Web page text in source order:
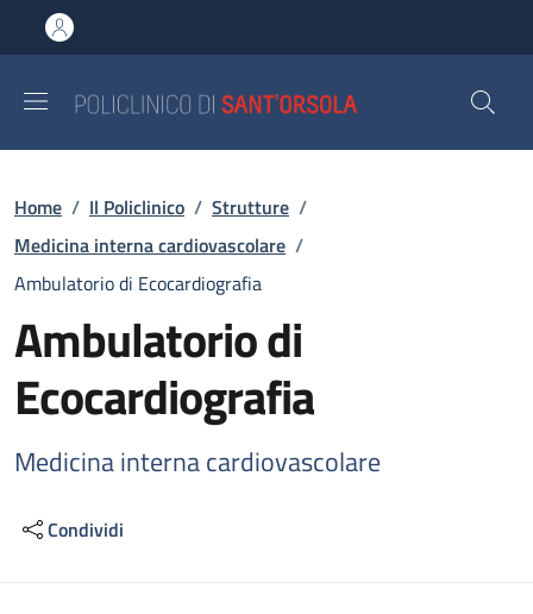
al contenuto principale
to footer content
Briciole di pane
Home / Il Policlinico / Strutture /
Medicina interna cardiovascolare /
Ambulatorio di Ecocardiografia
Ambulatorio di
Ecocardiografia
Medicina interna cardiovascolare
Condividi